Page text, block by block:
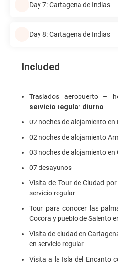
Day 7: Cartagena de Indias
Day 8: Cartagena de Indias
Included
Traslados aeropuerto –
servicio regular diurno
02 noches de alojamiento en
02 noches de alojamiento
03 noches de alojamiento en
07 desayunos
Visita de Tour de Ciudad
servicio regular
Tour para conocer las
Cocora y pueblo de Salento
Visita de ciudad en
en servicio regular
Visita a la Isla del Encanto